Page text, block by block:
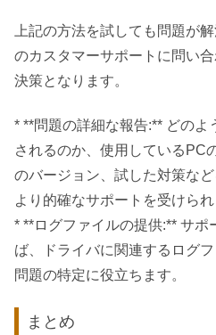
上記の方法を試しても問題が
のカスタマーサポートに問い
決策となります。
* **問題の詳細な報告:** どのよ
されるのか、使用しているPC
のバージョン、試した対策な
より的確なサポートを受けられ
* **ログファイルの提供:** サ
ば、ドライバに関連するログ
問題の特定に役立ちます。
まとめ